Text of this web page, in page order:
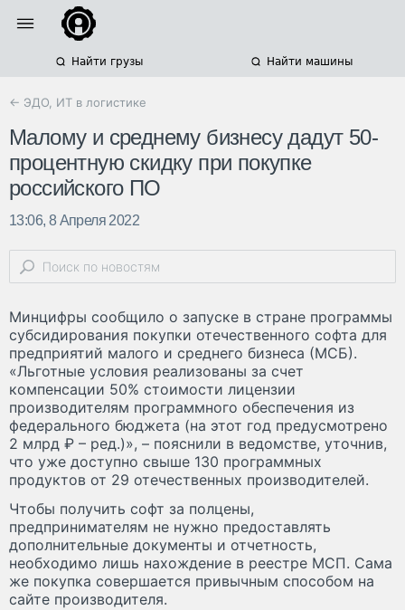
Найти грузы Найти машины
← ЭДО, ИТ в логистике
Малому и среднему бизнесу дадут 50-
процентную скидку при покупке
российского ПО
13:06, 8 Апреля 2022
Минцифры сообщило о запуске в стране программы
субсидирования покупки отечественного софта для
предприятий малого и среднего бизнеса (МСБ).
«Льготные условия реализованы за счет
компенсации 50% стоимости лицензии
производителям программного обеспечения из
федерального бюджета (на этот год предусмотрено
2 млрд ₽ – ред.)», – пояснили в ведомстве, уточнив,
что уже доступно свыше 130 программных
продуктов от 29 отечественных производителей.
Чтобы получить софт за полцены,
предпринимателям не нужно предоставлять
дополнительные документы и отчетность,
необходимо лишь нахождение в реестре МСП. Сама
же покупка совершается привычным способом на
сайте производителя.